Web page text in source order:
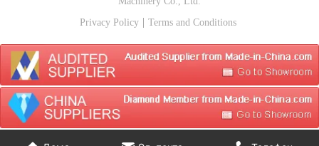
Privacy Policy
Terms and Conditions